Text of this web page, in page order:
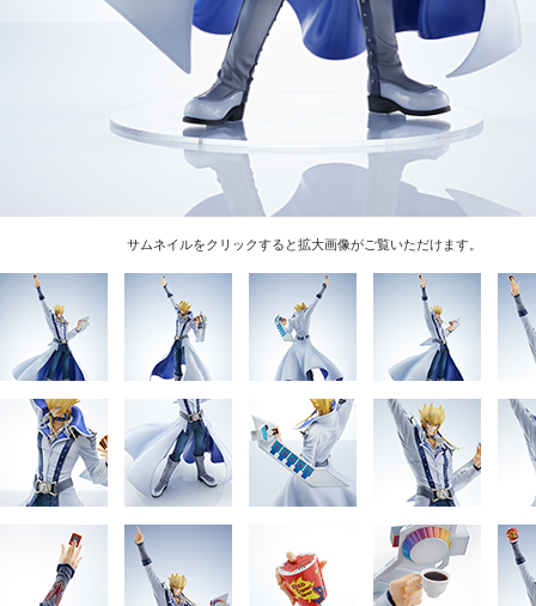
サムネイルをクリックすると拡大画像がご覧いただけます。